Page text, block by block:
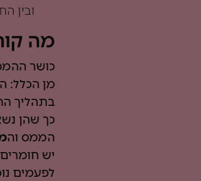
ובין
מה
כושר
מן הכלל:
בתהליך
כך שהן
הממס וה
יש
לפעמים